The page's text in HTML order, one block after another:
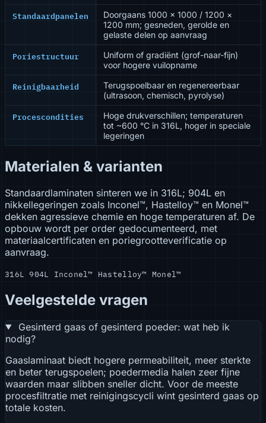
Standaardpanelen
Doorgaans 1000 × 1000 / 1200 ×
1200 mm; gesneden, gerolde en
gelaste delen op aanvraag
Poriestructuur
Uniform of gradiënt (grof-naar-fijn)
voor hogere vuilopname
Reinigbaarheid
Terugspoelbaar en regenereerbaar
(ultrasoon, chemisch, pyrolyse)
Procescondities
Hoge drukverschillen; temperaturen
tot ~600 °C in 316L, hoger in speciale
legeringen
Materialen & varianten
Standaardlaminaten sinteren we in 316L; 904L en
nikkellegeringen zoals Inconel™, Hastelloy™ en Monel™
dekken agressieve chemie en hoge temperaturen af. De
opbouw wordt per order gedocumenteerd, met
materiaalcertificaten en poriegrootteverificatie op
aanvraag.
316L 904L Inconel™ Hastelloy™ Monel™
Veelgestelde vragen
Gesinterd gaas of gesinterd poeder: wat heb ik
nodig?
Gaaslaminaat biedt hogere permeabiliteit, meer sterkte
en beter terugspoelen; poedermedia halen zeer fijne
waarden maar slibben sneller dicht. Voor de meeste
procesfiltratie met reinigingscycli wint gesinterd gaas op
totale kosten.